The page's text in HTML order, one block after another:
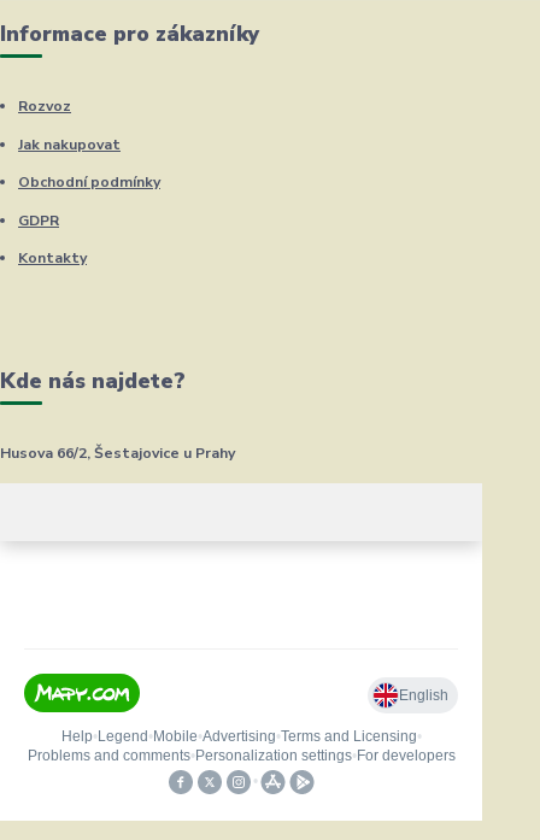
Informace pro zákazníky
Rozvoz
Jak nakupovat
Obchodní podmínky
GDPR
Kontakty
Kde nás najdete?
Husova 66/2, Šestajovice u Prahy